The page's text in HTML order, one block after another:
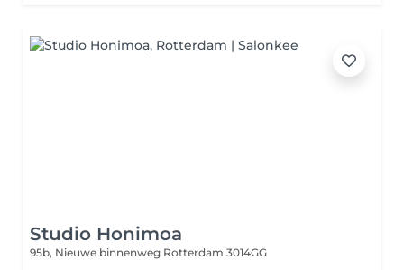
Studio Honimoa
95b, Nieuwe binnenweg Rotterdam 3014GG